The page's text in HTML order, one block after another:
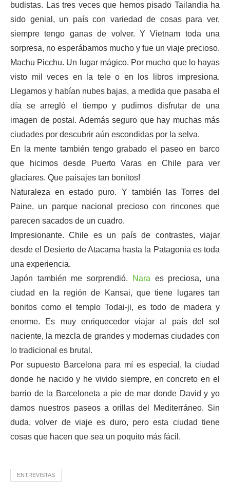
budistas. Las tres veces que hemos pisado Tailandia ha
sido genial, un país con variedad de cosas para ver,
siempre tengo ganas de volver. Y Vietnam toda una
sorpresa, no esperábamos mucho y fue un viaje precioso.
Machu Picchu. Un lugar mágico. Por mucho que lo hayas
visto mil veces en la tele o en los libros impresiona.
Llegamos y habían nubes bajas, a medida que pasaba el
día se arregló el tiempo y pudimos disfrutar de una
imagen de postal. Además seguro que hay muchas más
ciudades por descubrir aún escondidas por la selva.
En la mente también tengo grabado el paseo en barco
que hicimos desde Puerto Varas en Chile para ver
glaciares. Que paisajes tan bonitos!
Naturaleza en estado puro. Y también las Torres del
Paine, un parque nacional precioso con rincones que
parecen sacados de un cuadro.
Impresionante. Chile es un país de contrastes, viajar
desde el Desierto de Atacama hasta la Patagonia es toda
una experiencia.
Japón también me sorprendió.
Nara es preciosa, una
ciudad en la región de Kansai, que tiene lugares tan
bonitos como el templo Todai-ji, es todo de madera y
enorme. Es muy enriquecedor viajar al país del sol
naciente, la mezcla de grandes y modernas ciudades con
lo tradicional es brutal.
Por supuesto Barcelona para mí es especial, la ciudad
donde he nacido y he vivido siempre, en concreto en el
barrio de la Barceloneta a pie de mar donde David y yo
damos nuestros paseos a orillas del Mediterráneo. Sin
duda, volver de viaje es duro, pero esta ciudad tiene
cosas que hacen que sea un poquito más fácil.
ENTREVISTAS